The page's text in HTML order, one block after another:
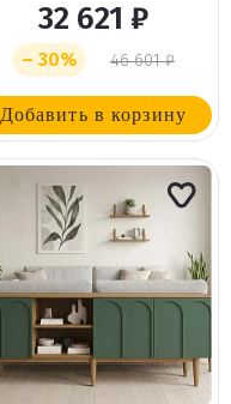
32 621 ₽
– 30% 46 601 ₽
Добавить в корзину